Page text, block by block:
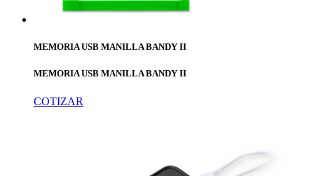
MEMORIA USB MANILLA BANDY II
MEMORIA USB MANILLA BANDY II
COTIZAR